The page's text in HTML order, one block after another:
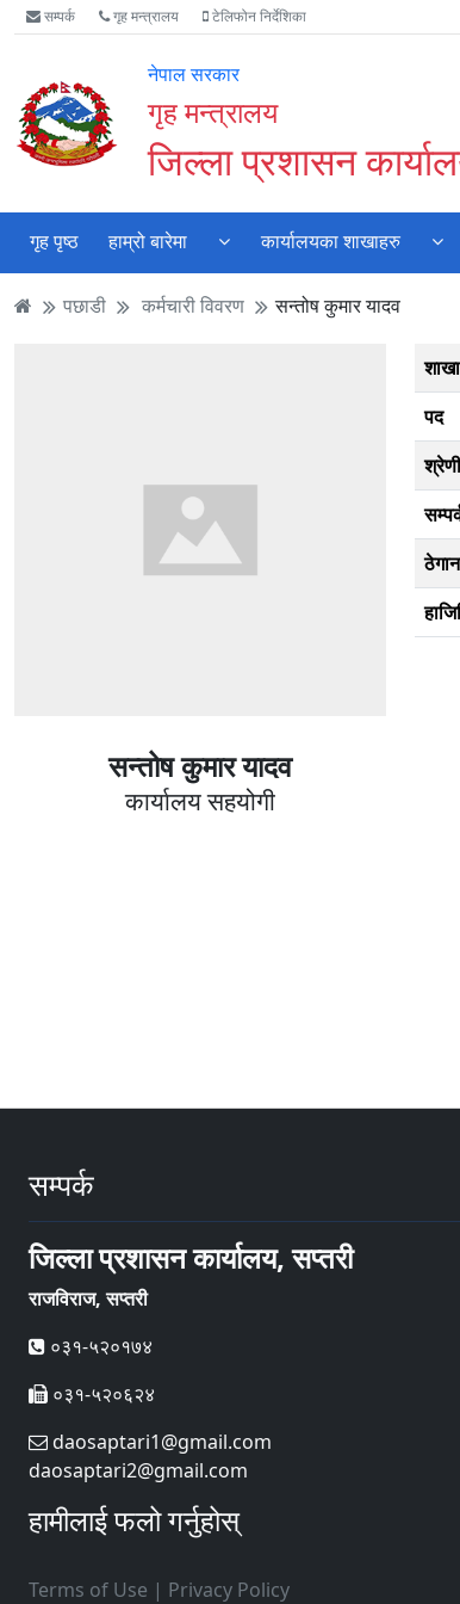
Accessibility
Mode
गर्नुहोस्
मुख्य
सामाग्री
मुख्य
नेभिगेसन
वेबसाइट
खोजमा
सम्पर्क गृह मन्त्रालय टेलिफोन निर्देशिका
नेपाल सरकार
गृह मन्त्रालय
जिल्ला प्रशासन
गृह पृष्ठ हाम्रो बारेमा कार्यालयका शाखाहरु
पछाडी कर्मचारी विवरण सन्तोष कुमार यादव
सन्तोष कुमार यादव
कार्यालय सहयोगी
शाखा
पद
श्रेणी
सम्पर्क
जिल्ला प्रशासन कार्यालय, सप्तरी
राजविराज, सप्तरी
०३१-५२०१७४
०३१-५२०६२४
daosaptari1@gmail.com
daosaptari2@gmail.com
हामीलाई फलो गर्नुहोस्
Terms of Use | Privacy Policy